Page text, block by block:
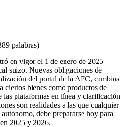
palabras)
en vigor el 1 de enero de 2025
suizo. Nuevas obligaciones de
del portal de la AFC, cambios
ciertos bienes como productos de
las plataformas en línea y clarificación
son realidades a las que cualquier
debe prepararse hoy para
2025 y 2026.